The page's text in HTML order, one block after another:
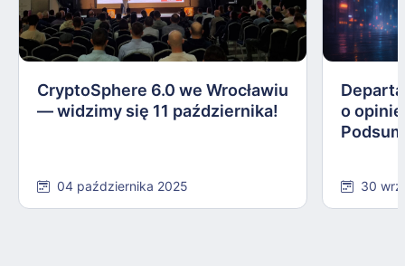
CryptoSphere 6.0 we Wrocławiu
— widzimy się 11 października!
04 października 2025
o opinie
30